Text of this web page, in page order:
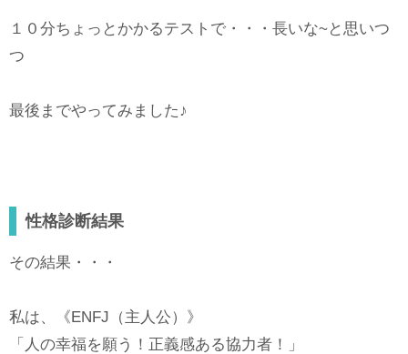
１０分ちょっとかかるテストで・・・長いな~と思いつ
つ
最後までやってみました♪
性格診断結果
その結果・・・
私は、《ENFJ（主人公）》
「人の幸福を願う！正義感ある協力者！」